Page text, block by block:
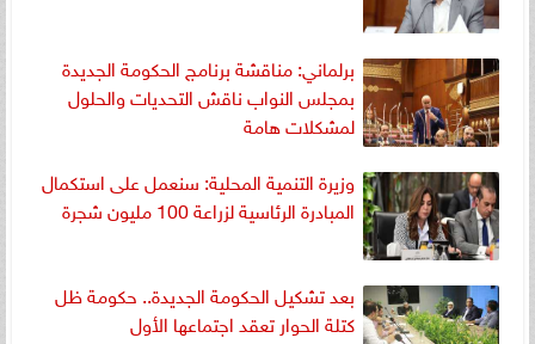
برلماني: مناقشة برنامج الحكومة الجديدة
بمجلس النواب ناقش التحديات والحلول
لمشكلات هامة
وزيرة التنمية المحلية: سنعمل على استكمال
المبادرة الرئاسية لزراعة 100 مليون شجرة
بعد تشكيل الحكومة الجديدة.. حكومة ظل
كتلة الحوار تعقد اجتماعها الأول